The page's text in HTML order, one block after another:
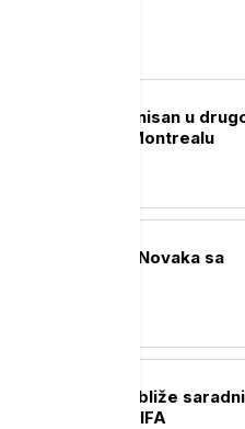
Kecmanović eliminisan u
kolu Mastersa u Montrealu
Cicipas uporedio Novaka sa
Infantino zvao najbliže
hitan sastanak u FIFA